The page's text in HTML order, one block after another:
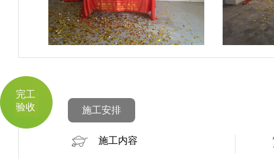
完工
验收
施工安排
施工内容